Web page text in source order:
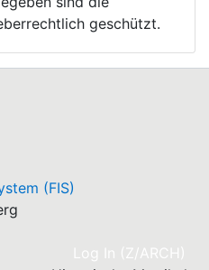
geschützt.
(FIS)
Log In (Z/ARCH)